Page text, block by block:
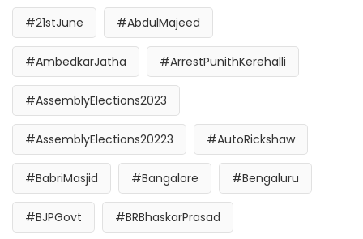
#21stJune #AbdulMajeed
#AmbedkarJatha #ArrestPunithKerehalli
#AssemblyElections2023
#AssemblyElections20223 #AutoRickshaw
#BabriMasjid #Bangalore #Bengaluru
#BJPGovt #BRBhaskarPrasad